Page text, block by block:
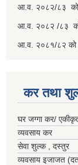
आ.व. २०८२/८३ को
आ.व. २०८२ /८३ को
आ.व. २०८१/८२ को
कर तथा
घर जग्गा कर/
व्यवसाय कर
सेवा शुल्क , दस्तुर
व्यवसाय इजाजत